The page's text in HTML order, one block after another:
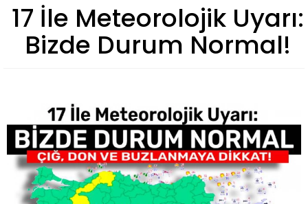
17 İle Meteorolojik Uyarı:
Bizde Durum Normal!